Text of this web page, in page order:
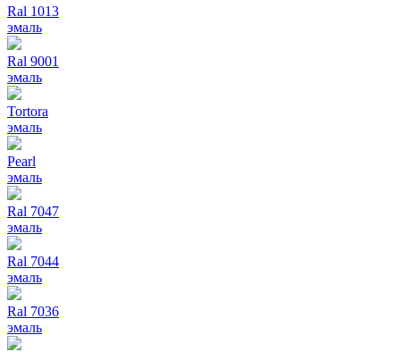
Ral 1013
эмаль
Ral 9001
эмаль
Tortora
эмаль
Pearl
эмаль
Ral 7047
эмаль
Ral 7044
эмаль
Ral 7036
эмаль